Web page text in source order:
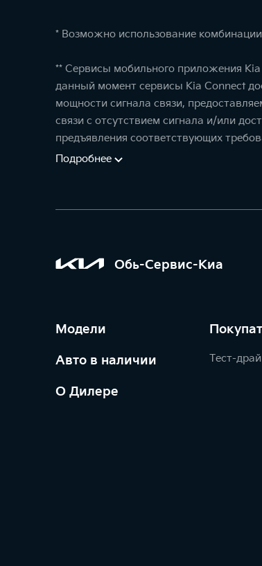
* Возможно использование
** Сервисы мобильного приложения
данный момент сервисы Kia Connect
мощности сигнала связи,
связи с отсутствием сигнала и/или
предъявления соответствующих
Подробнее
Обь-Сервис-Киа
Модели
Авто в наличии
О Дилере
Тест-